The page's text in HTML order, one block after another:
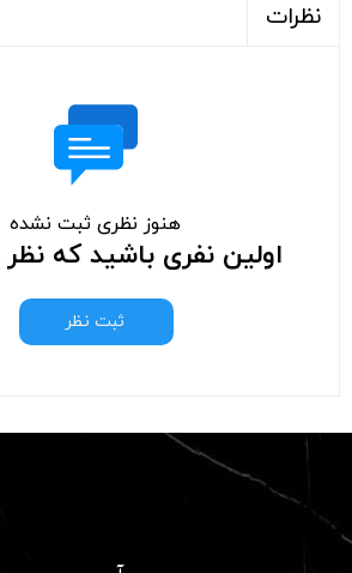
نظرات
هنوز نظری ثبت نشده
اولین نفری باشید که
ثبت نظر